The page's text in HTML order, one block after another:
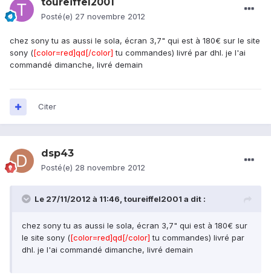
toureiffel2001
Posté(e) 27 novembre 2012
chez sony tu as aussi le sola, écran 3,7" qui est à 180€ sur le site
sony ([color=red]qd[/color] tu commandes) livré par dhl. je l'ai
commandé dimanche, livré demain
Citer
dsp43
Posté(e) 28 novembre 2012
Le 27/11/2012 à 11:46, toureiffel2001 a dit :
chez sony tu as aussi le sola, écran 3,7" qui est à 180€ sur
le site sony ([color=red]qd[/color] tu commandes) livré par
dhl. je l'ai commandé dimanche, livré demain